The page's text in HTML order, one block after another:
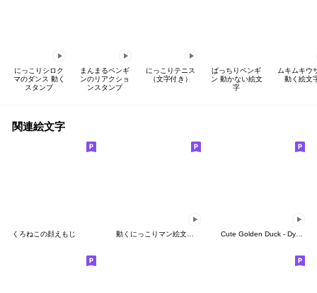
にっこりシロク
マのダンス 動く
スタンプ
まんまるペンギ
ンのリアクショ
ンスタンプ
にっこりテニス
（文字付き）
ぱっちりペンギ
ン 動かない絵文
字
ムキムキウ
動く絵文
関連絵文字
くろねこの顔えもじ Cute Golden Duck - Dynamic Emoji